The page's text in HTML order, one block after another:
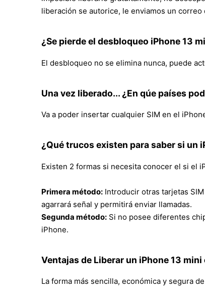
liberación se autorice, le enviamos un
¿Se pierde el desbloqueo iPhone 13
El desbloqueo no se elimina nunca, puede
Una vez liberado... ¿En qúe países
Va a poder insertar cualquier SIM en el
¿Qué trucos existen para saber si un
Existen 2 formas si necesita conocer el si el
Primera método: Introducir otras tarjetas
agarrará señal y permitirá enviar llamadas.
Segunda método: Si no posee diferentes
iPhone.
Ventajas de Liberar un iPhone 13
La forma más sencilla, económica y segura